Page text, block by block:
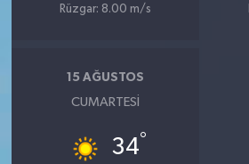
Rüzgar: 8.00 m/s
15 AĞUSTOS
CUMARTESI
34°